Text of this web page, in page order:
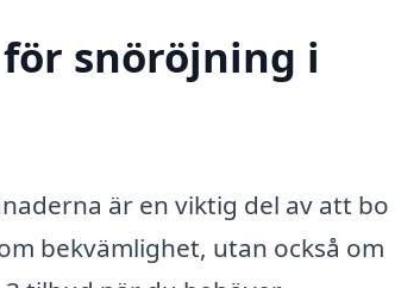
snöröjning i
är en viktig del av att bo
bekvämlighet, utan också om